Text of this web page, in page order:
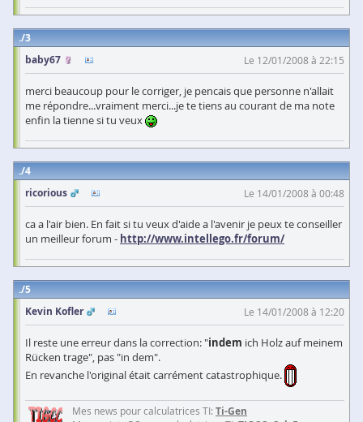
3
baby67
Le 12/01/2008 à 22:15
merci beaucoup pour le corriger, je pencais que personne n'allait
me répondre...vraiment merci...je te tiens au courant de ma note
enfin la tienne si tu veux
4
ricorious
Le 14/01/2008 à 00:48
ca a l'air bien. En fait si tu veux d'aide a l'avenir je peux te conseiller
un meilleur forum - http://www.intellego.fr/forum/
5
Kevin Kofler
Le 14/01/2008 à 12:20
Il reste une erreur dans la correction: "indem ich Holz auf meinem
Rücken trage", pas "in dem".
En revanche l'original était carrément catastrophique.
Mes news pour calculatrices TI: Ti-Gen